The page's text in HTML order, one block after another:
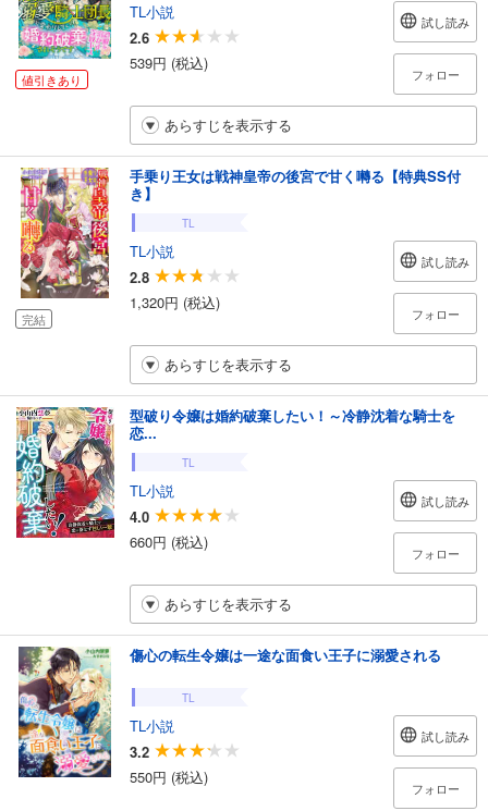
値引きあり
TL小説
2.6
539円 (税込)
試し読み
フォロー
あらすじを表示する
完結
手乗り王女は戦神皇帝の後宮で甘く囀る【特典SS付
き】
TL
TL小説
2.8
1,320円 (税込)
試し読み
フォロー
あらすじを表示する
型破り令嬢は婚約破棄したい！～冷静沈着な騎士を
恋...
TL
TL小説
4.0
660円 (税込)
試し読み
フォロー
あらすじを表示する
傷心の転生令嬢は一途な面食い王子に溺愛される
TL
TL小説
3.2
550円 (税込)
試し読み
フォロー